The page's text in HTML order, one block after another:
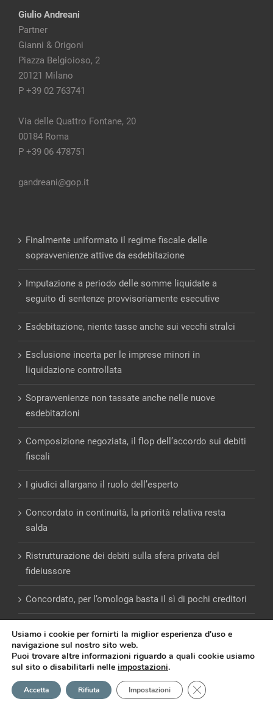
Giulio Andreani
Partner
Gianni & Origoni
Piazza Belgioioso, 2
20121 Milano
P +39 02 763741
Via delle Quattro Fontane, 20
00184 Roma
P +39 06 478751
gandreani@gop.it
Finalmente uniformato il regime fiscale delle
sopravvenienze attive da esdebitazione
Imputazione a periodo delle somme liquidate a
seguito di sentenze provvisoriamente esecutive
Esdebitazione, niente tasse anche sui vecchi stralci
Esclusione incerta per le imprese minori in
liquidazione controllata
Sopravvenienze non tassate anche nelle nuove
esdebitazioni
Composizione negoziata, il flop dell’accordo sui debiti
fiscali
I giudici allargano il ruolo dell’esperto
Concordato in continuità, la priorità relativa resta
salda
Ristrutturazione dei debiti sulla sfera privata del
fideiussore
Concordato, per l’omologa basta il sì di pochi creditori
© Copyright 2012 - 2026 | Giulio Andreani |PRIVACY
Powered byEmotion Design
Usiamo i cookie per fornirti la miglior esperienza d'uso e
navigazione sul nostro sito web.
Puoi trovare altre informazioni riguardo a quali cookie usiamo
sul sito o disabilitarli nelle impostazioni.
Accetta Rifiuta Impostazioni Close GDPR